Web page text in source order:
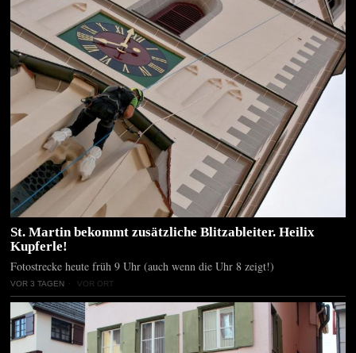
St. Martin bekommt zusätzliche Blitzableiter. Heilix
Kupferle!
Fotostrecke heute früh 9 Uhr (auch wenn die Uhr 8 zeigt!)
VOR 3 TAGEN VOR ORT